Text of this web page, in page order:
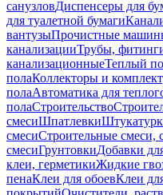
санузловДиспенсеры для
для туалетной бумаги
вантузыПрочистные
канализацииТрубы,
канализационныеТеплый
полаКоллекторы и
полаАвтоматика для
полаСтроительство
смесиШпатлевки
смесиСтроительные смеси,
смесиГрунтовкиДобавки
клеи, герметикиЖидкие
пенаКлеи для обоевКлеи